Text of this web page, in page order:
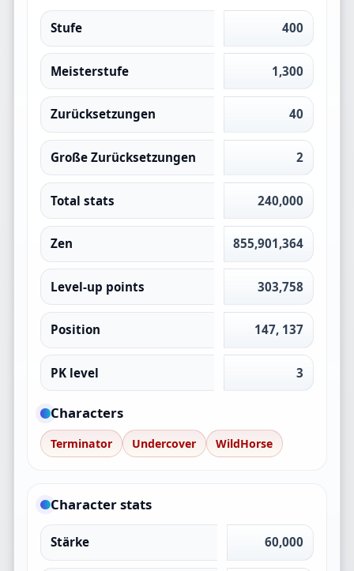
Stufe 400
Meisterstufe 1,300
Zurücksetzungen 40
Große Zurücksetzungen 2
Total stats 240,000
Zen 855,901,364
Level-up points 303,758
Position 147, 137
PK level 3
Characters
Terminator Undercover WildHorse
Character stats
Stärke 60,000